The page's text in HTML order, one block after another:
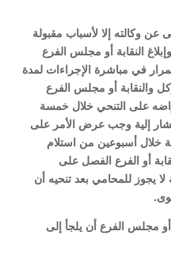
عن وكالته إلا لأسباب مقبولة
النقابة أو مجلس الفرع
في مباشرة الإجراءات لمدة
والنقابة أو مجلس الفرع
على التنحي خلال خمسة
إلية وجب عرض الأمر على
خلال أسبوعين من استلام
أو الفرع الفصل على
لا يجوز للمحامي بعد تنحيه أن
مجلس الفرع أن يلجأ إلى